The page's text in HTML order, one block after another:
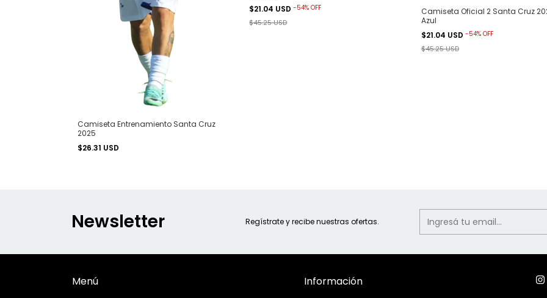
Camiseta Entrenamiento Santa Cruz
2025
$26.31 USD
$21.04 USD-54%OFF
$45.25 USD
Camiseta Oficial 2 Santa Cruz
Azul
$21.04 USD -54% OFF
$45.25 USD
Newsletter Regístrate y recibe nuestras ofertas.
Menú Información